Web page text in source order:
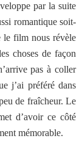
par la suite
romantique soit-
le film nous révèle
choses de façon
pas à coller
j’ai préféré dans
de fraîcheur. Le
d’avoir ce côté
mémorable.